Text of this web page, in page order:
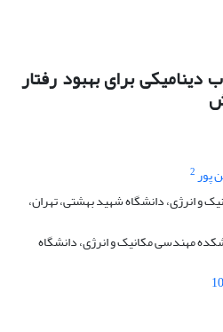
دینامیکی برای بهبود رفتار
پور2
و انرژی، دانشگاه شهید بهشتی، تهران،
مهندسی مکانیک و انرژی، دانشگاه